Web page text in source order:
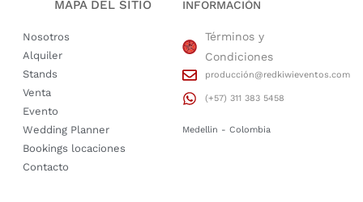
MAPA DEL SITIO
Nosotros
Alquiler
Stands
Venta
Evento
Wedding Planner
Bookings locaciones
Contacto
INFORMACIÓN
Términos y
Condiciones
producción@redkiwieventos.com
(+57) 311 383 5458
Medellin - Colombia